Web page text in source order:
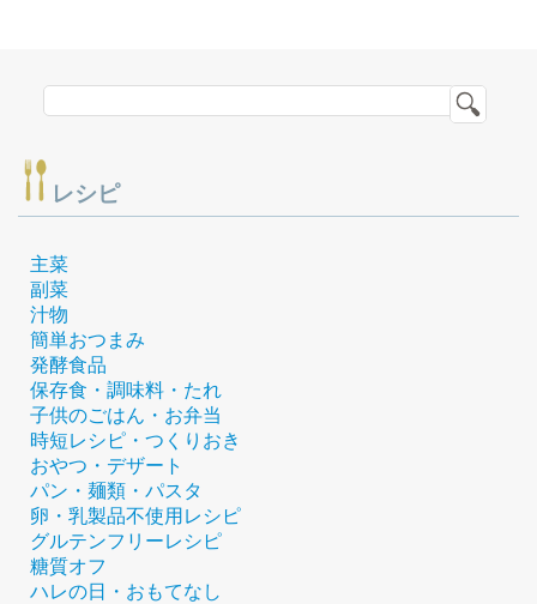
レシピ
主菜
副菜
汁物
簡単おつまみ
発酵食品
保存食・調味料・たれ
子供のごはん・お弁当
時短レシピ・つくりおき
おやつ・デザート
パン・麺類・パスタ
卵・乳製品不使用レシピ
グルテンフリーレシピ
糖質オフ
ハレの日・おもてなし